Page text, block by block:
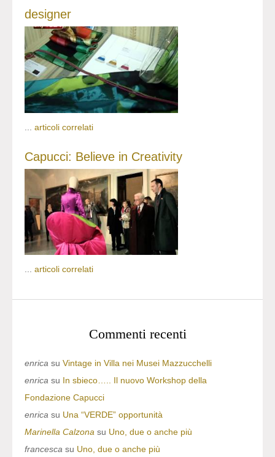
designer
articoli correlati
Capucci: Believe in Creativity
... articoli correlati
Commenti recenti
enrica su Vintage in Villa nei Musei Mazzucchelli
enrica su In sbieco….. Il nuovo Workshop della
Fondazione Capucci
enrica su Una “VERDE” opportunità
Marinella Calzona su Uno, due o anche più
francesca su Uno, due o anche più